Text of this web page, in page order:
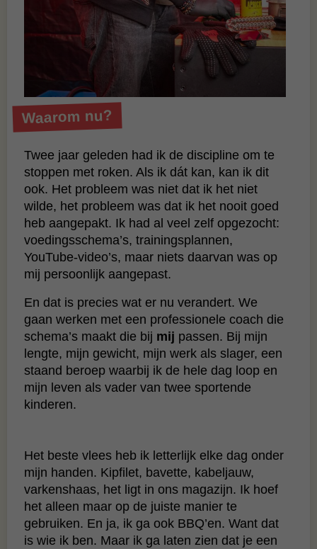
Waarom nu?
Twee jaar geleden had ik de discipline om te
stoppen met roken. Als ik dát kan, kan ik dit
ook. Het probleem was niet dat ik het niet
wilde, het probleem was dat ik het nooit goed
heb aangepakt. Ik had al veel zelf opgezocht:
voedingsschema’s, trainingsplannen,
YouTube-video’s, maar niets daarvan was op
mij persoonlijk aangepast.
En dat is precies wat er nu verandert. We
gaan werken met een professionele coach die
schema’s maakt die bij mij passen. Bij mijn
lengte, mijn gewicht, mijn werk als slager, een
staand beroep waarbij ik de hele dag loop en
mijn leven als vader van twee sportende
kinderen.
Het beste vlees heb ik letterlijk elke dag onder
mijn handen. Kipfilet, bavette, kabeljauw,
varkenshaas, het ligt in ons magazijn. Ik hoef
het alleen maar op de juiste manier te
gebruiken. En ja, ik ga ook BBQ’en. Want dat
is wie ik ben. Maar ik ga laten zien dat je een